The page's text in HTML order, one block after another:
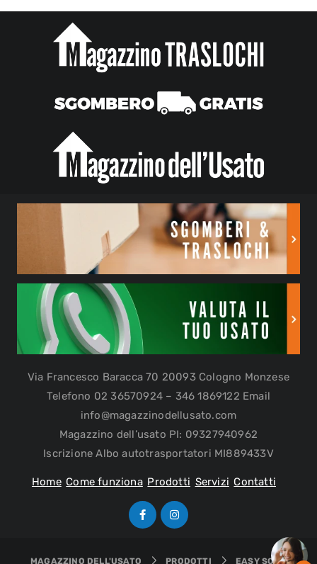
Via Francesco Baracca 70 20093 Cologno Monzese
Telefono 02 36570924 – 346 1869122 Email
info@magazzinodellusato.com
Magazzino dell’usato PI: 09327940962
Iscrizione Albo autotrasportatori MI889433V
Home Come funziona Prodotti Servizi Contatti
MAGAZZINO DELL'USATO PRODOTTI EASY SOAP